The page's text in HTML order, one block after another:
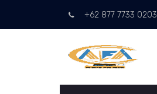
+62 877 7733 0203